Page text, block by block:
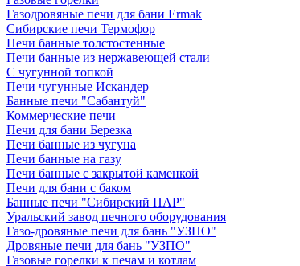
Газодровяные печи для бани Ermak
Сибирские печи Термофор
Печи банные толстостенные
Печи банные из нержавеющей стали
С чугунной топкой
Печи чугунные Искандер
Банные печи "Сабантуй"
Коммерческие печи
Печи для бани Березка
Печи банные из чугуна
Печи банные на газу
Печи банные с закрытой каменкой
Печи для бани с баком
Банные печи "Сибирский ПАР"
Уральский завод печного оборудования
Газо-дровяные печи для бань "УЗПО"
Дровяные печи для бань "УЗПО"
Газовые горелки к печам и котлам